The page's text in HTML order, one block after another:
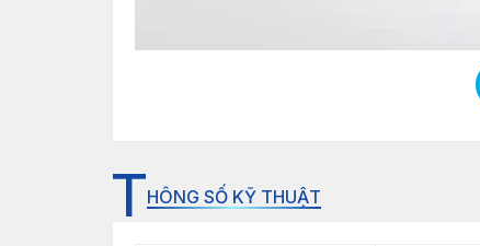
THÔNG SỐ KỸ THUẬT